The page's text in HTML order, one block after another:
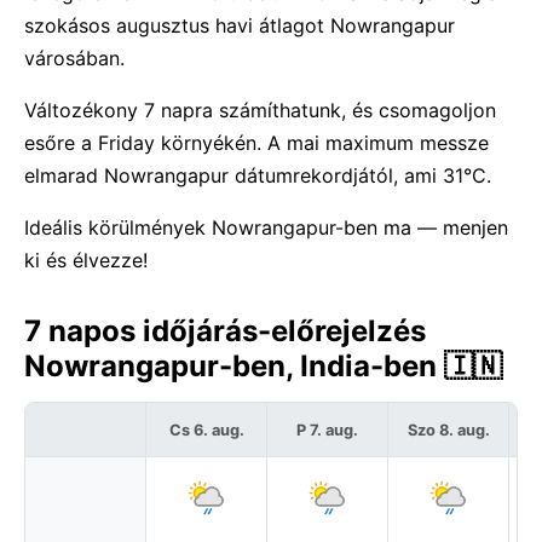
szokásos augusztus havi átlagot Nowrangapur
városában.
Változékony 7 napra számíthatunk, és csomagoljon
esőre a Friday környékén. A mai maximum messze
elmarad Nowrangapur dátumrekordjától, ami 31°C.
Ideális körülmények Nowrangapur-ben ma — menjen
ki és élvezze!
7 napos időjárás-előrejelzés
Nowrangapur-ben, India-ben 🇮🇳
Cs 6. aug. P 7. aug. Szo 8. aug.